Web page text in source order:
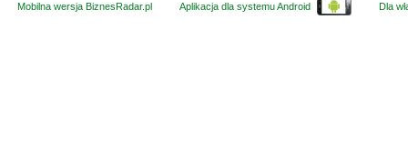
Mobilna wersja BiznesRadar.pl
Aplikacja dla systemu Android Dla